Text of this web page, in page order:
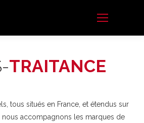
TRAITANCE
tous situés en France, et étendus sur
nous accompagnons les marques de